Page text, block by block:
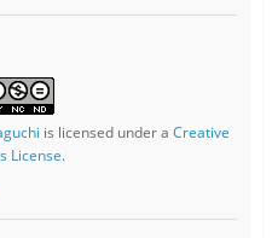
is licensed under a Creative
License.